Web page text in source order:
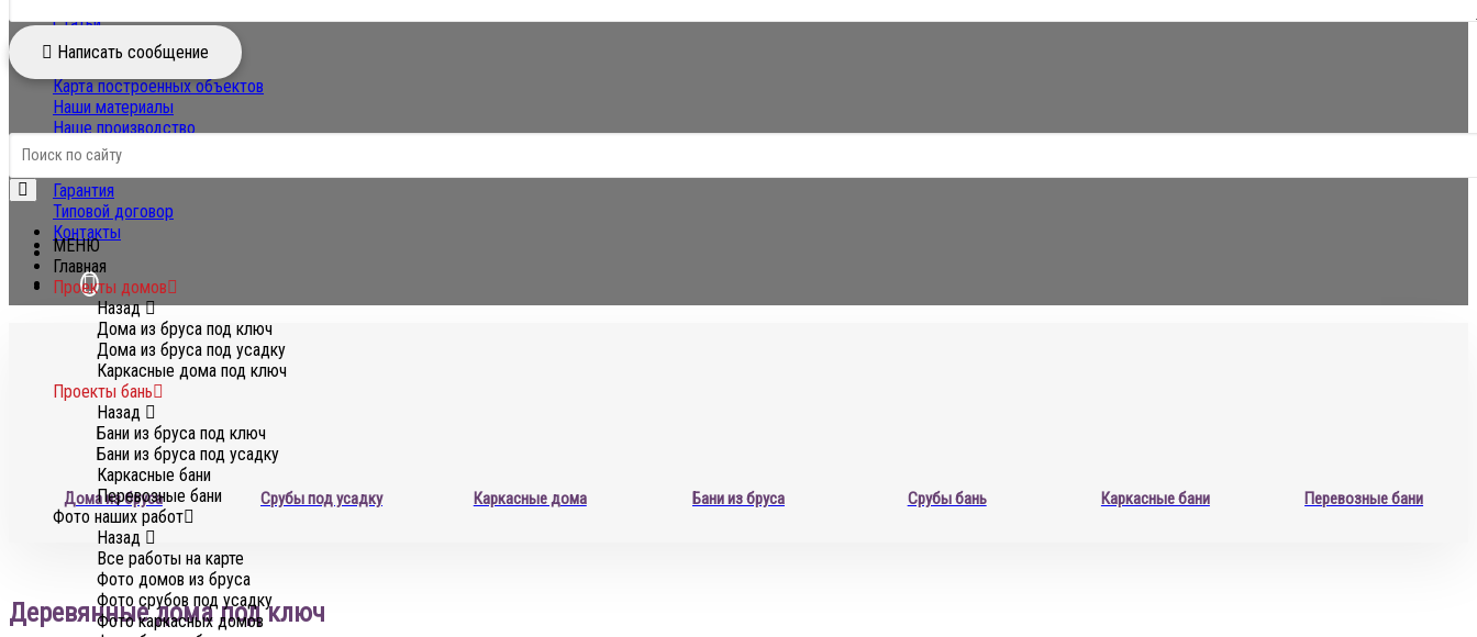
Статьи
Вопрос-ответ
О компании
Карта построенных объектов
Наши материалы
Наше производство
Экскурсия на стройку
ГОСТ и СНиП
Гарантия
Типовой договор
Контакты
Написать сообщение
МЕНЮ
Главная
Проекты домов
Назад
Дома из бруса под ключ
Дома из бруса под усадку
Каркасные дома под ключ
Проекты бань
Назад
Бани из бруса под ключ
Бани из бруса под усадку
Каркасные бани
Перевозные бани
Фото наших работ
Назад
Все работы на карте
Фото домов из бруса
Фото срубов под усадку
Фото каркасных домов
Дома из бруса Срубы под усадку Каркасные дома Бани из бруса Срубы бань Каркасные бани Перевозные бани
Деревянные дома под ключ